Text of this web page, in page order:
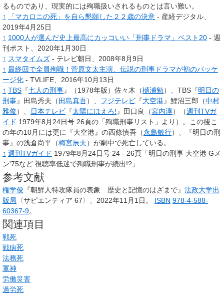
るものであり、現実的には殉職扱いされるものとは言い難い。
↑
「マカロニの死」を自ら懇願した２２歳の決意 - 産経デジタル、
2019年4月25日
↑ 1000人が選んだ史上最高にカッコいい「刑事ドラマ」ベスト20 - 週
刊ポスト、2020年1月30日
↑ スマタイムズ - テレビ朝日、2008年8月9日
↑ 最終回で全員殉職！菅原文太主演、伝説の刑事ドラマが初のパッケ
ージ化 - TVLIFE、2016年10月13日
↑ TBS 『七人の刑事』（1978年版）佐々木（樋浦勉）、TBS『明日の
刑事』田島秀夫（ 田島真吾）、 フジテレビ 『大空港』鯉沼三郎（中村
雅俊）、 日本テレビ 『太陽にほえろ! 』田口良（宮内淳）（週刊TVガ
イド 1979年8月24日号 26頁の「殉職刑事リスト」より）。この後こ
の年の10月には更に『大空港』の西條慎吾（永島敏行）、『明日の刑
事』の浅倉尚平（梅宮辰夫）が劇中で死亡している。
↑ 週刊TVガイド 1979年8月24日号 24 - 26頁「明日の刑事 大空港 Gメ
ン'75など 視聴率低迷で殉職刑事が続出!?」
参考文献
権学俊 『朝鮮人特攻隊員の表象 歴史と記憶のはざまで』 法政大学出
版局 〈サピエンティア 67〉、2022年11月1日。 ISBN 978-4-588-
60367-9。
関連項目
戦死
戦病死
法務死
軍神
労働災害
過労死